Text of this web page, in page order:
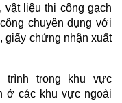
, vật liệu thi công gạch
chuyên dụng với
giấy chứng nhận xuất
trình trong khu vực
ở các khu vực ngoài